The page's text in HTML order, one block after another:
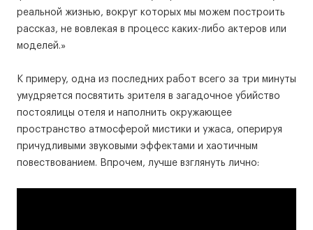
реальной жизнью, вокруг которых мы можем построить
рассказ, не вовлекая в процесс каких-либо актеров или
моделей.»
К примеру, одна из последних работ всего за три минуты
умудряется посвятить зрителя в загадочное убийство
постоялицы отеля и наполнить окружающее
пространство атмосферой мистики и ужаса, оперируя
причудливыми звуковыми эффектами и хаотичным
повествованием. Впрочем, лучше взглянуть лично: